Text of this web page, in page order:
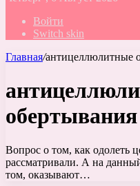
Войти
Switch skin
Главная/антицеллюлитные
Вопрос о том, как
рассматривали. А на
том, оказывают…